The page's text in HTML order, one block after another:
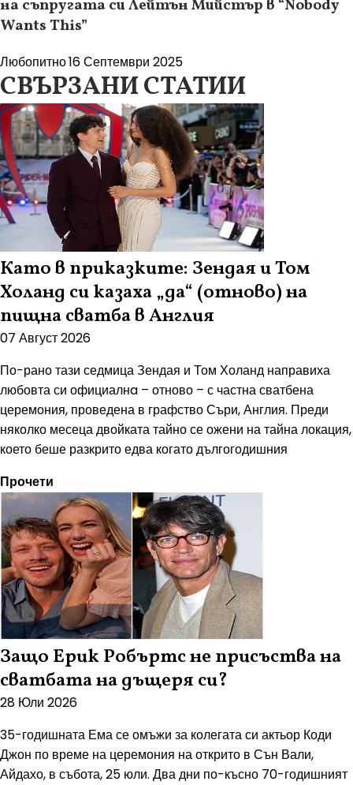
на съпругата си Лейтън Мийстър в “Nobody
Wants This”
Любопитно16 Септември 2025
СВЪРЗАНИ СТАТИИ
Като в приказките: Зендая и Том
Холанд си казаха „да“ (отново) на
пищна сватба в Англия
07 Август 2026
По-рано тази седмица Зендая и Том Холанд направиха
любовта си официалнa – отново – с частна сватбена
церемония, проведена в графство Съри, Англия. Преди
няколко месеца двойката тайно се ожени на тайна локация,
което беше разкрито едва когато дългогодишния
Прочети
Защо Ерик Робъртс не присъства на
сватбата на дъщеря си?
28 Юли 2026
35-годишната Ема се омъжи за колегата си актьор Коди
Джон по време на церемония на открито в Сън Вали,
Айдахо, в събота, 25 юли. Два дни по-късно 70-годишният